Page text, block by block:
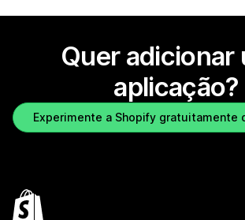
Quer adicionar
aplicação?
Experimente a Shopify gratuitamente